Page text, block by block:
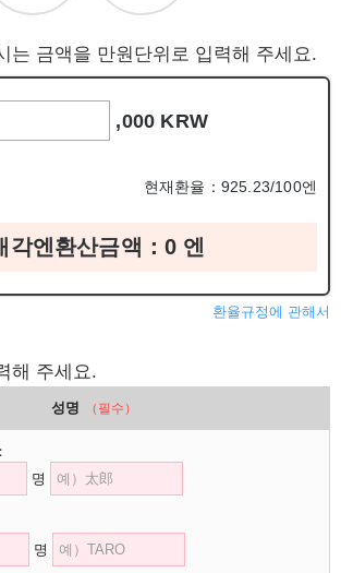
는 금액을 만원단위로 입력해 주세요.
,000 KRW
현재환율：925.23/100엔
각엔환산금액： 0 엔
환율규정에 관해서
해 주세요.
성명 （필수）
：
명
명